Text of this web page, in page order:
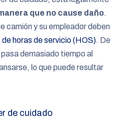
que no cause daño.
camión y su empleador deben
horas de servicio (HOS). De
demasiado tiempo al
lo que puede resultar
de cuidado